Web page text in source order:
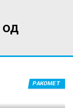
од
РАКОМЕТ